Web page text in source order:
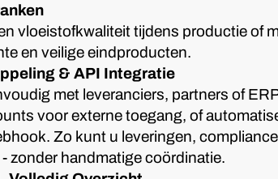
vloeistofkwaliteit tijdens productie of
en veilige eindproducten.
& API Integratie
met leveranciers, partners of
voor externe toegang, of
Zo kunt u leveringen,
zonder handmatige coördinatie.